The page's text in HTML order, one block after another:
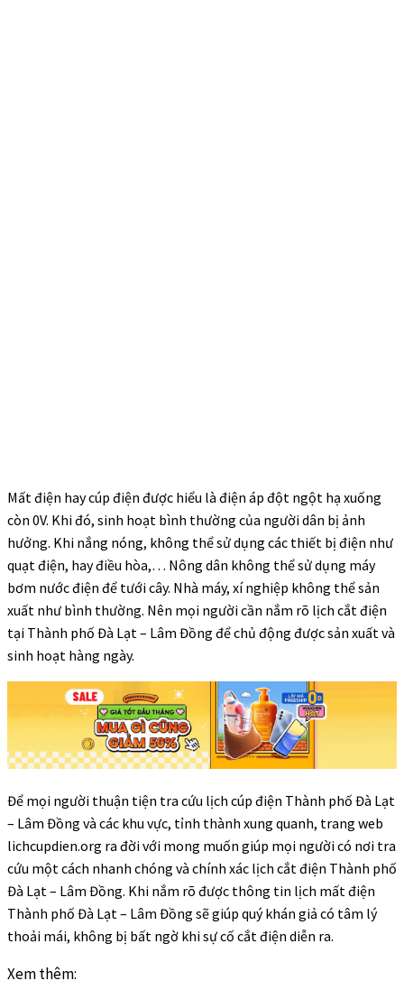
Mất điện hay cúp điện được hiểu là điện áp đột ngột hạ xuống
còn 0V. Khi đó, sinh hoạt bình thường của người dân bị ảnh
hưởng. Khi nắng nóng, không thể sử dụng các thiết bị điện như
quạt điện, hay điều hòa,… Nông dân không thể sử dụng máy
bơm nước điện để tưới cây. Nhà máy, xí nghiệp không thể sản
xuất như bình thường. Nên mọi người cần nắm rõ lịch cắt điện
tại Thành phố Đà Lạt – Lâm Đồng để chủ động được sản xuất và
sinh hoạt hàng ngày.
Để mọi người thuận tiện tra cứu lịch cúp điện Thành phố Đà Lạt
– Lâm Đồng và các khu vực, tỉnh thành xung quanh, trang web
lichcupdien.org ra đời với mong muốn giúp mọi người có nơi tra
cứu một cách nhanh chóng và chính xác lịch cắt điện Thành phố
Đà Lạt – Lâm Đồng. Khi nắm rõ được thông tin lịch mất điện
Thành phố Đà Lạt – Lâm Đồng sẽ giúp quý khán giả có tâm lý
thoải mái, không bị bất ngờ khi sự cố cắt điện diễn ra.
Xem thêm: